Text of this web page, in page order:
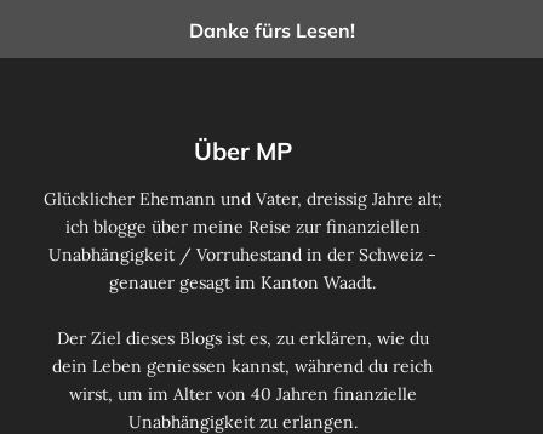
Danke fürs Lesen!
Über MP
Glücklicher Ehemann und Vater, dreissig Jahre alt;
ich blogge über meine Reise zur finanziellen
Unabhängigkeit / Vorruhestand in der Schweiz -
genauer gesagt im Kanton Waadt.
Der Ziel dieses Blogs ist es, zu erklären, wie du
dein Leben geniessen kannst, während du reich
wirst, um im Alter von 40 Jahren finanzielle
Unabhängigkeit zu erlangen.